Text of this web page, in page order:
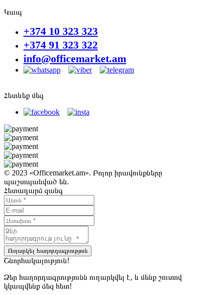
Կապ
+374 10 323 323
+374 91 323 322
info@officemarket.am
Հետևեք մեզ
© 2023 «Officemarket.am». Բոլոր իրավունքները
պաշտպանված են.
Հետադարձ զանգ
Ուղարկել հաղորդագրություն
Շնորհակալություն!
Ձեր հաղորդագրությունն ուղարկվել է, և մենք շուտով
կկապվենք ձեզ հետ!